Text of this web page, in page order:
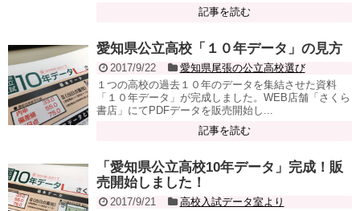
記事を読む
愛知県公立高校「１０年データ」の見方
2017/9/22
愛知県尾張の公立高校選び
１つの高校の過去１０年のデータを集結させた資料
「１０年データ」が完成しました。WEB店舗「さくら
書店」にてPDFデータを販売開始し...
記事を読む
「愛知県公立高校10年データ」完成！販
売開始しました！
2017/9/21
高校入試データ室より